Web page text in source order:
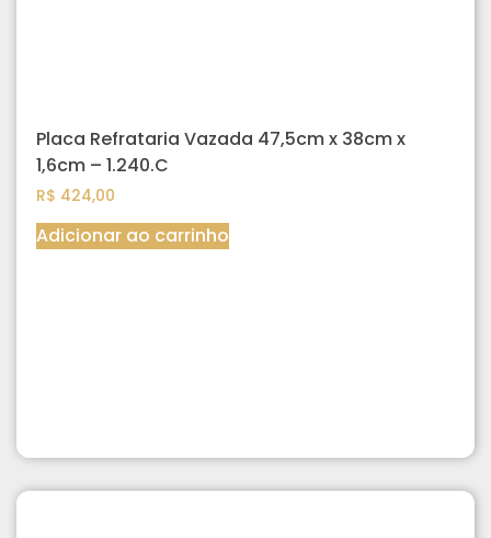
Placa Refrataria Vazada 47,5cm x 38cm x
1,6cm – 1.240.C
R$ 424,00
Adicionar ao carrinho